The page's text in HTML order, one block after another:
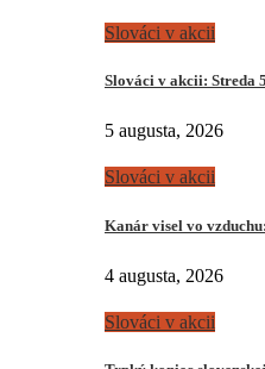
Slováci v akcii
Slováci v akcii: Streda
5 augusta, 2026
Slováci v akcii
Kanár visel vo
4 augusta, 2026
Slováci v akcii